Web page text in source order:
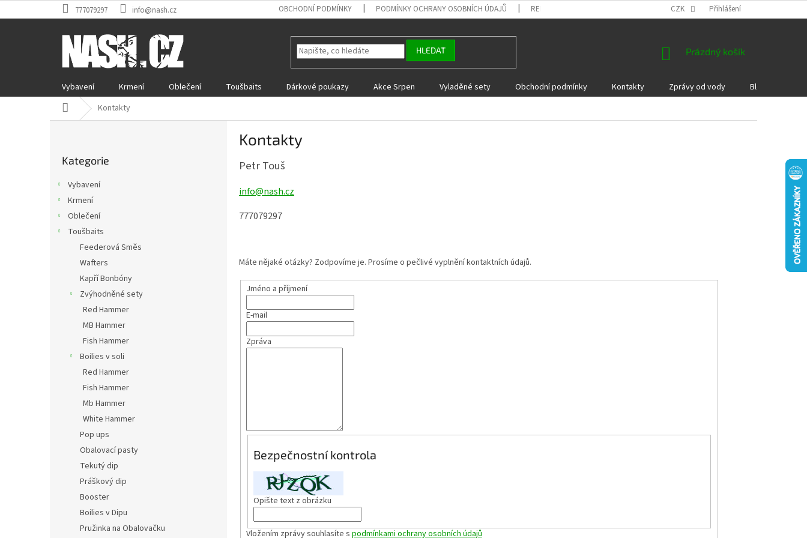
na
777079297 info@nash.cz OBCHODNÍ PODMÍNKY PODMÍNKY OCHRANY OSOBNÍCH ÚDAJŮ REKLAMACE A VRÁCENÍ ZBOŽÍ DÁRKOVÉ POUKAZY
CZK Přihlášení
HLEDAT
NÁKUPNÍ
Prázdný košík
Vybavení Krmení Oblečení Toušbaits Dárkové poukazy Akce Srpen Vyladěné sety Obchodní podmínky Kontakty Zprávy od vody Blog
Domů Kontakty
kategorie
Kategorie
Vybavení
Krmení
Oblečení
Toušbaits
Feederová Směs
Wafters
Kapří Bonbóny
Zvýhodněné sety
Red Hammer
MB Hammer
Fish Hammer
Boilies v soli
Red Hammer
Fish Hammer
Mb Hammer
White Hammer
Pop ups
Obalovací pasty
Tekutý dip
Práškový dip
Booster
Boilies v Dipu
Pružinka na Obalovačku
Kontakty
Petr Touš
info@nash.cz
777079297
Máte nějaké otázky? Zodpovíme je. Prosíme o pečlivé vyplnění kontaktních údajů.
Jméno a příjmení
E-mail
Zpráva
Bezpečnostní kontrola
Opište text z obrázku
Vložením zprávy souhlasíte s podmínkami ochrany osobních údajů